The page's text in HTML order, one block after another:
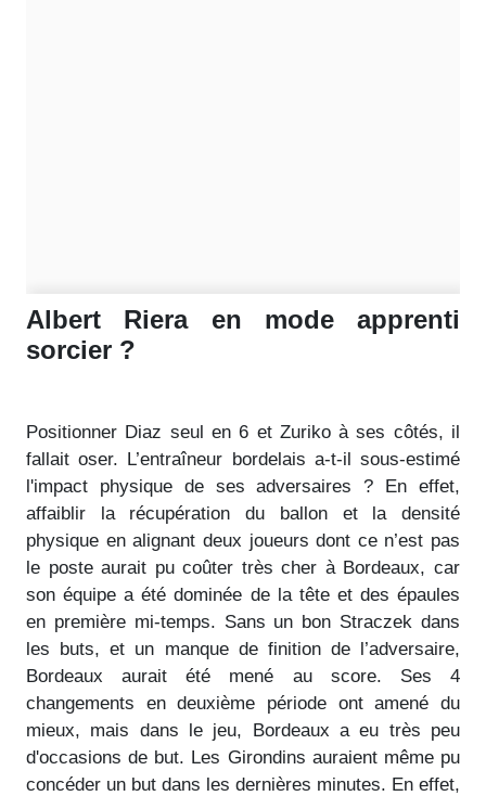
Albert Riera en mode apprenti
sorcier ?
Positionner Diaz seul en 6 et Zuriko à ses côtés, il
fallait oser. L’entraîneur bordelais a-t-il sous-estimé
l'impact physique de ses adversaires ? En effet,
affaiblir la récupération du ballon et la densité
physique en alignant deux joueurs dont ce n’est pas
le poste aurait pu coûter très cher à Bordeaux, car
son équipe a été dominée de la tête et des épaules
en première mi-temps. Sans un bon Straczek dans
les buts, et un manque de finition de l’adversaire,
Bordeaux aurait été mené au score. Ses 4
changements en deuxième période ont amené du
mieux, mais dans le jeu, Bordeaux a eu très peu
d'occasions de but. Les Girondins auraient même pu
concéder un but dans les dernières minutes. En effet,